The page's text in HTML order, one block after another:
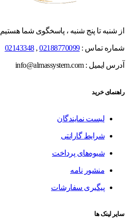
از شنبه تا پنج شنبه ، پاسخگوی شما هستیم
شماره تماس :02188770099
,
02143348
آدرس ایمیل : info@almassystem.com
راهنمای خرید
لیست نمایندگان
شرایط گارانتی
شیوه‌های پرداخت
منشور نامه
پیگیری سفارشات
سایر لینک ها